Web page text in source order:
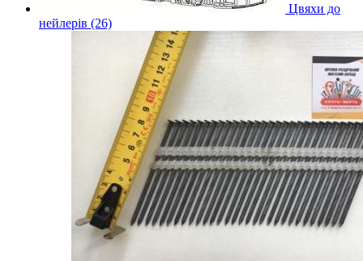
Цвяхи до
нейлерів (26)